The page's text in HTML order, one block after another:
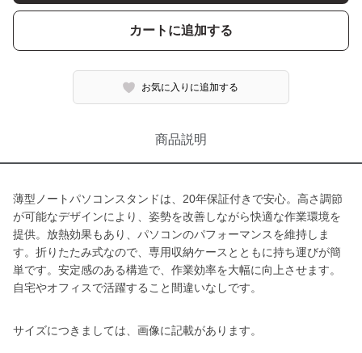
カートに追加する
お気に入りに追加する
商品説明
薄型ノートパソコンスタンドは、20年保証付きで安心。高さ調節
が可能なデザインにより、姿勢を改善しながら快適な作業環境を
提供。放熱効果もあり、パソコンのパフォーマンスを維持しま
す。折りたたみ式なので、専用収納ケースとともに持ち運びが簡
単です。安定感のある構造で、作業効率を大幅に向上させます。
自宅やオフィスで活躍すること間違いなしです。
サイズにつきましては、画像に記載があります。